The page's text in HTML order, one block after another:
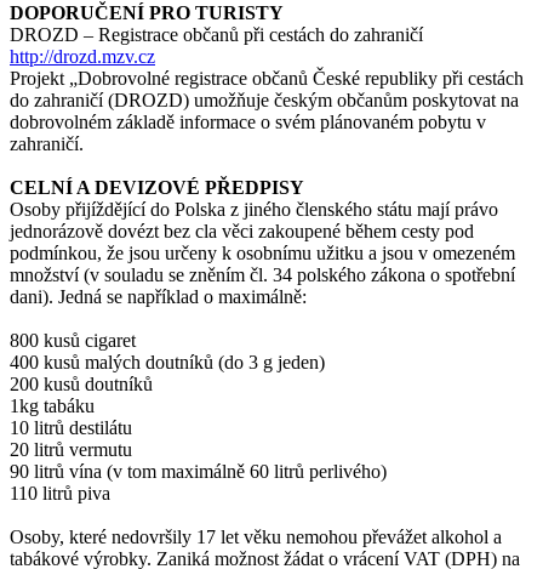
DOPORUČENÍ PRO TURISTY
DROZD – Registrace občanů při cestách do zahraničí
http://drozd.mzv.cz
Projekt „Dobrovolné registrace občanů České republiky při cestách
do zahraničí (DROZD) umožňuje českým občanům poskytovat na
dobrovolném základě informace o svém plánovaném pobytu v
zahraničí.
CELNÍ A DEVIZOVÉ PŘEDPISY
Osoby přijíždějící do Polska z jiného členského státu mají právo
jednorázově dovézt bez cla věci zakoupené během cesty pod
podmínkou, že jsou určeny k osobnímu užitku a jsou v omezeném
množství (v souladu se zněním čl. 34 polského zákona o spotřební
dani). Jedná se například o maximálně:
800 kusů cigaret
400 kusů malých doutníků (do 3 g jeden)
200 kusů doutníků
1kg tabáku
10 litrů destilátu
20 litrů vermutu
90 litrů vína (v tom maximálně 60 litrů perlivého)
110 litrů piva
Osoby, které nedovršily 17 let věku nemohou převážet alkohol a
tabákové výrobky. Zaniká možnost žádat o vrácení VAT (DPH) na